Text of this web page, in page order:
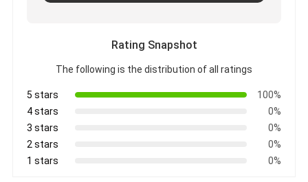
Rating Snapshot
The following is the distribution of all ratings
5 stars
100%
4 stars
0%
3 stars
0%
2 stars
0%
1 stars
0%